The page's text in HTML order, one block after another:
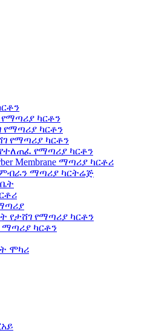
ካርቶን
የማጣሪያ ካርቶን
የማጣሪያ ካርቶን
የማጣሪያ ካርቶን
Membrane ማጣሪያ ካርቶሪ
ማጣሪያ ካርትሬጅ
የታሸገ የማጣሪያ ካርቶን
ካርቶን
ሞካሪ